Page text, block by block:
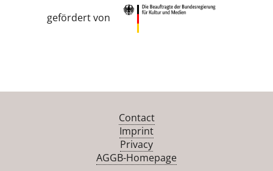
gefördert von
Contact
Imprint
Privacy
AGGB-Homepage